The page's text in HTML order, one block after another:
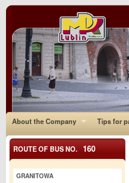
About the Company Tips for
ROUTE OF BUS NO. 160
GRANITOWA